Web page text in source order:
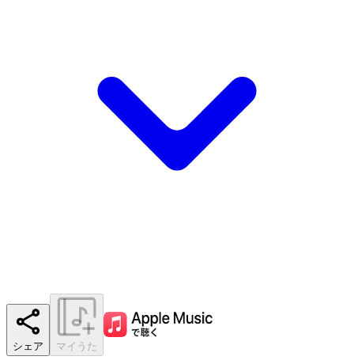
シェア マイうた